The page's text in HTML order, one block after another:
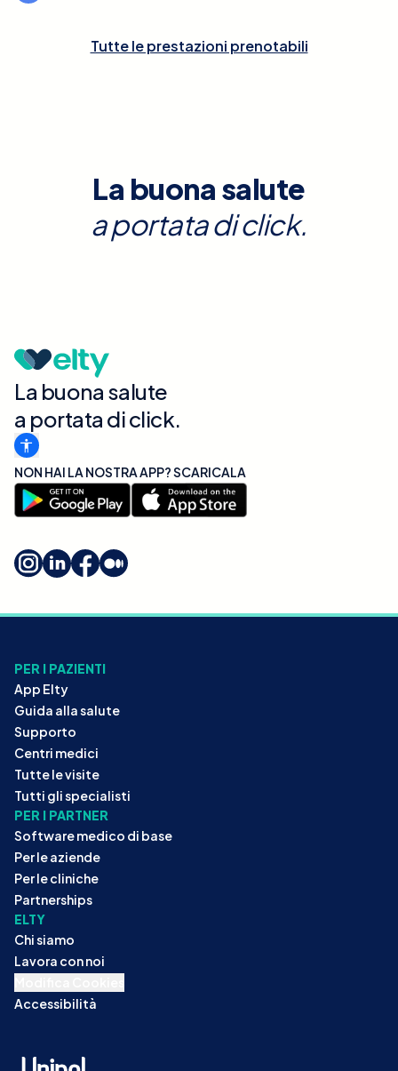
Tutte le prestazioni prenotabili
La buona salute
a portata di click.
La buona salute
a portata di click.
NON HAI LA NOSTRA APP? SCARICALA
PER I PAZIENTI
App Elty
Guida alla salute
Supporto
Centri medici
Tutte le visite
Tutti gli specialisti
PER I PARTNER
Software medico di base
Per le aziende
Per le cliniche
Partnerships
ELTY
Chi siamo
Lavora con noi
Accessibilità